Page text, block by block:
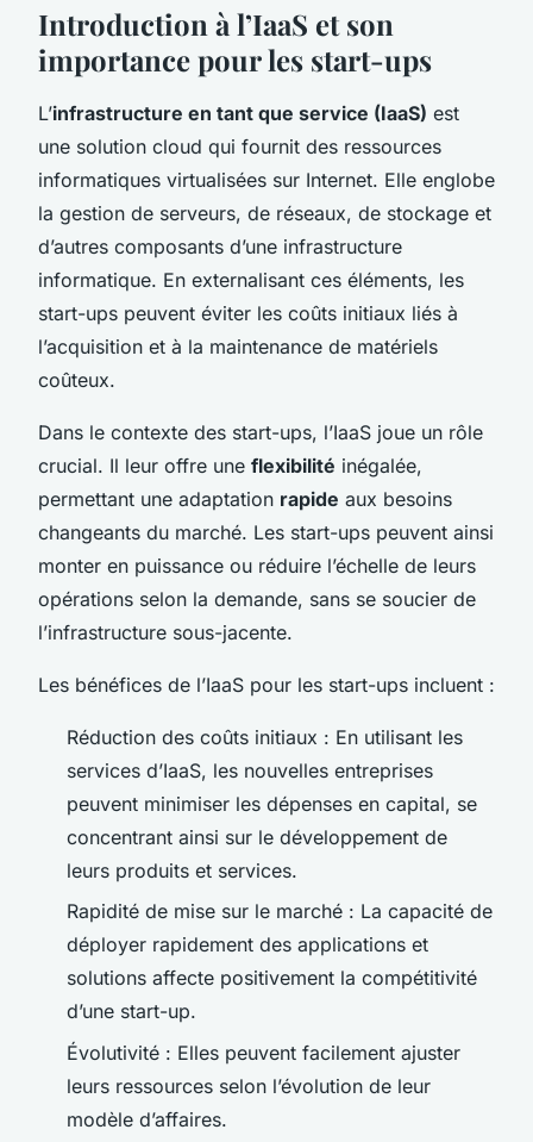
Introduction à l’IaaS et son
importance pour les start-ups
L’infrastructure en tant que service (IaaS) est
une solution cloud qui fournit des ressources
informatiques virtualisées sur Internet. Elle englobe
la gestion de serveurs, de réseaux, de stockage et
d’autres composants d’une infrastructure
informatique. En externalisant ces éléments, les
start-ups peuvent éviter les coûts initiaux liés à
l’acquisition et à la maintenance de matériels
coûteux.
Dans le contexte des start-ups, l’IaaS joue un rôle
crucial. Il leur offre une flexibilité inégalée,
permettant une adaptation rapide aux besoins
changeants du marché. Les start-ups peuvent ainsi
monter en puissance ou réduire l’échelle de leurs
opérations selon la demande, sans se soucier de
l’infrastructure sous-jacente.
Les bénéfices de l’IaaS pour les start-ups incluent :
Réduction des coûts initiaux : En utilisant les
services d’IaaS, les nouvelles entreprises
peuvent minimiser les dépenses en capital, se
concentrant ainsi sur le développement de
leurs produits et services.
Rapidité de mise sur le marché : La capacité de
déployer rapidement des applications et
solutions affecte positivement la compétitivité
d’une start-up.
Évolutivité : Elles peuvent facilement ajuster
leurs ressources selon l’évolution de leur
modèle d’affaires.